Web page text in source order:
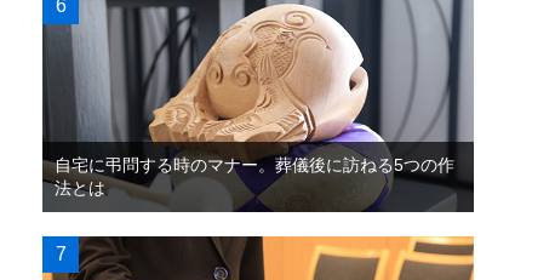
自宅に弔問する時のマナー。葬儀後に訪ねる5つの作
法とは